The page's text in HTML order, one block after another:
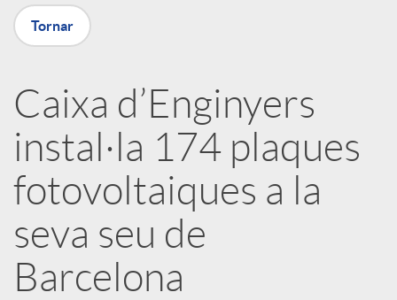
X
a
r
x
e
Tornar
Caixa d’Enginyers
instal·la 174 plaques
fotovoltaiques a la
seva seu de
Barcelona